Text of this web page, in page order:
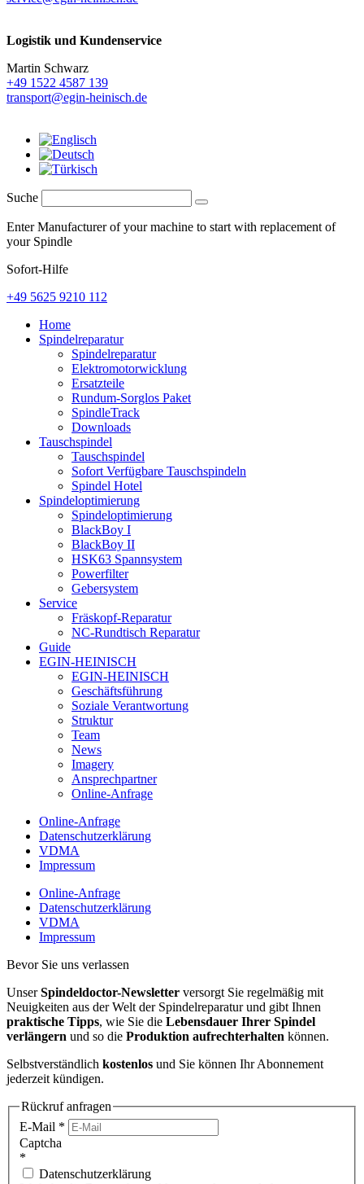
Logistik und Kundenservice
Martin Schwarz
+49 1522 4587 139
transport@egin-heinisch.de
Suche
Enter Manufacturer of your machine to start with replacement of
your Spindle
Sofort-Hilfe
+49 5625 9210 112
Home
Spindelreparatur
Spindelreparatur
Elektromotorwicklung
Ersatzteile
Rundum-Sorglos Paket
SpindleTrack
Downloads
Tauschspindel
Tauschspindel
Sofort Verfügbare Tauschspindeln
Spindel Hotel
Spindeloptimierung
Spindeloptimierung
BlackBoy I
BlackBoy II
HSK63 Spannsystem
Powerfilter
Gebersystem
Service
Fräskopf-Reparatur
NC-Rundtisch Reparatur
Guide
EGIN-HEINISCH
EGIN-HEINISCH
Geschäftsführung
Soziale Verantwortung
Struktur
Team
News
Imagery
Ansprechpartner
Online-Anfrage
Online-Anfrage
Datenschutzerklärung
VDMA
Impressum
Online-Anfrage
Datenschutzerklärung
VDMA
Impressum
Bevor Sie uns verlassen
UnserSpindeldoctor-Newsletter versorgt Sie regelmäßig mit
Neuigkeiten aus der Welt der Spindelreparatur und gibt Ihnen
praktische Tipps, wie Sie die Lebensdauer Ihrer Spindel
verlängern und so die Produktion aufrechterhalten können.
Selbstverständlich kostenlos und Sie können Ihr Abonnement
jederzeit kündigen.
Rückruf anfragen
E-Mail *
Captcha
*
Datenschutzerklärung